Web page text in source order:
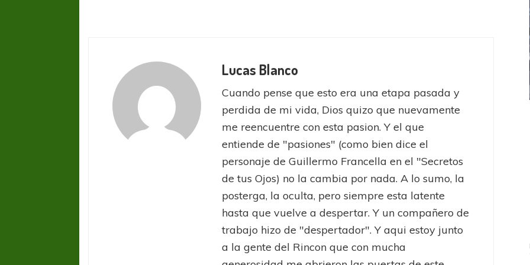
Lucas Blanco
Cuando pense que esto era una etapa pasada y
perdida de mi vida, Dios quizo que nuevamente
me reencuentre con esta pasion. Y el que
entiende de "pasiones" (como bien dice el
personaje de Guillermo Francella en el "Secretos
de tus Ojos) no la cambia por nada. A lo sumo, la
posterga, la oculta, pero siempre esta latente
hasta que vuelve a despertar. Y un compañero de
trabajo hizo de "despertador". Y aqui estoy junto
a la gente del Rincon que con mucha
COPA SUDAMERICANA
Sur Defendido PSG celebró el bicampeonato